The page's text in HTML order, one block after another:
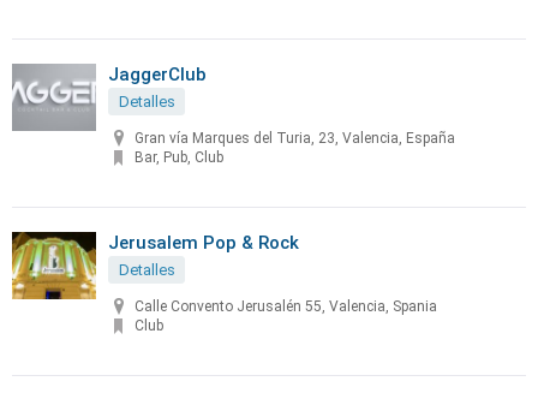
JaggerClub
Detalles
Gran vía Marques del Turia, 23, Valencia, España
Bar, Pub, Club
Jerusalem Pop & Rock
Detalles
Calle Convento Jerusalén 55, Valencia, Spania
Club